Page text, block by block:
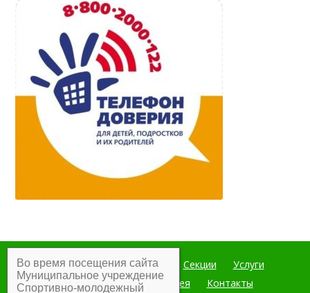
Главная Мероприятия Секции
Услуги
Документы
Фотогалерея Контакты
Во время посещения сайта
Муниципальное учреждение
Спортивно-молодежный